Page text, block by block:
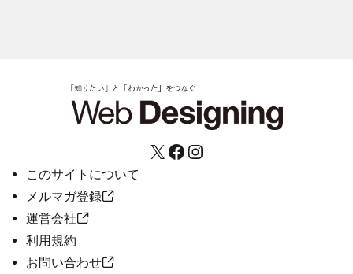
X Facebook Instagram
このサイトについて
メルマガ登録
運営会社
利用規約
お問い合わせ